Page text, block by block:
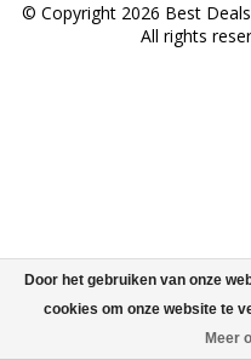
© Copyright 2026 Best
All rights
Door het gebruiken van onze
cookies om onze website te
Meer